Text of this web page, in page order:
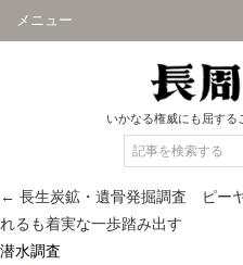
メニュー
いかなる権威にも屈する
← 長生炭鉱・遺骨発掘調査 ピー
れるも着実な一歩踏み出す
潜水調査